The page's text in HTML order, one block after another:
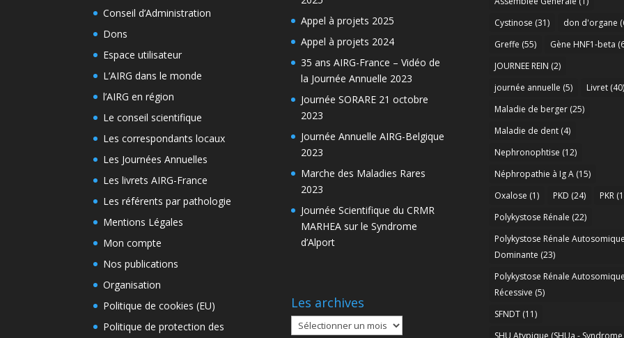
Conseil d’Administration
Dons
Espace utilisateur
L’AIRG dans le monde
l’AIRG en région
Le conseil scientifique
Les correspondants locaux
Les Journées Annuelles
Les livrets AIRG-France
Les référents par pathologie
Mentions Légales
Mon compte
Nos publications
Organisation
Politique de cookies (EU)
Politique de protection des
Appel à projets 2025
Appel à projets 2024
35 ans AIRG-France – Vidéo de
la Journée Annuelle 2023
Journée SORARE 21 octobre
2023
Journée Annuelle AIRG-Belgique
2023
Marche des Maladies Rares
2023
Journée Scientifique du CRMR
MARHEA sur le Syndrome
d’Alport
Les archives
Les
Cystinose (31) don d'organe
Greffe (55) Gène HNF1-beta
JOURNEE REIN (2)
journée annuelle (5) Livret(40)
Maladie de berger(25)
Maladie de dent(4)
Nephronophtise (12)
Néphropathie à Ig A(15)
Oxalose (1) PKD (24) PKR
Polykystose Rénale (22)
Polykystose Rénale Autosomique
Dominante (23)
Polykystose Rénale Autosomique
Récessive (5)
SFNDT(11)
SHU Atypique (SHUa - Syndrome